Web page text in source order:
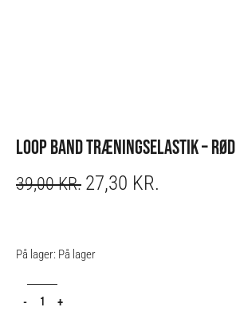
LOOP BAND TRÆNINGSELASTIK – RØD
39,00KR. ORIGINAL
27,30 KR.
På lager: På lager
-
Loop
Træningselastik
-
+